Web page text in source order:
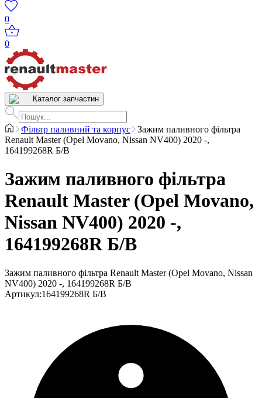
0
0
Каталог запчастин
Фільтр паливний та корпус
Зажим паливного фільтра
Renault Master (Opel Movano, Nissan NV400) 2020 -,
164199268R Б/В
Зажим паливного фільтра
Renault Master (Opel Movano,
Nissan NV400) 2020 -,
164199268R Б/В
Зажим паливного фільтра Renault Master (Opel Movano, Nissan
NV400) 2020 -, 164199268R Б/В
Артикул:164199268R Б/В